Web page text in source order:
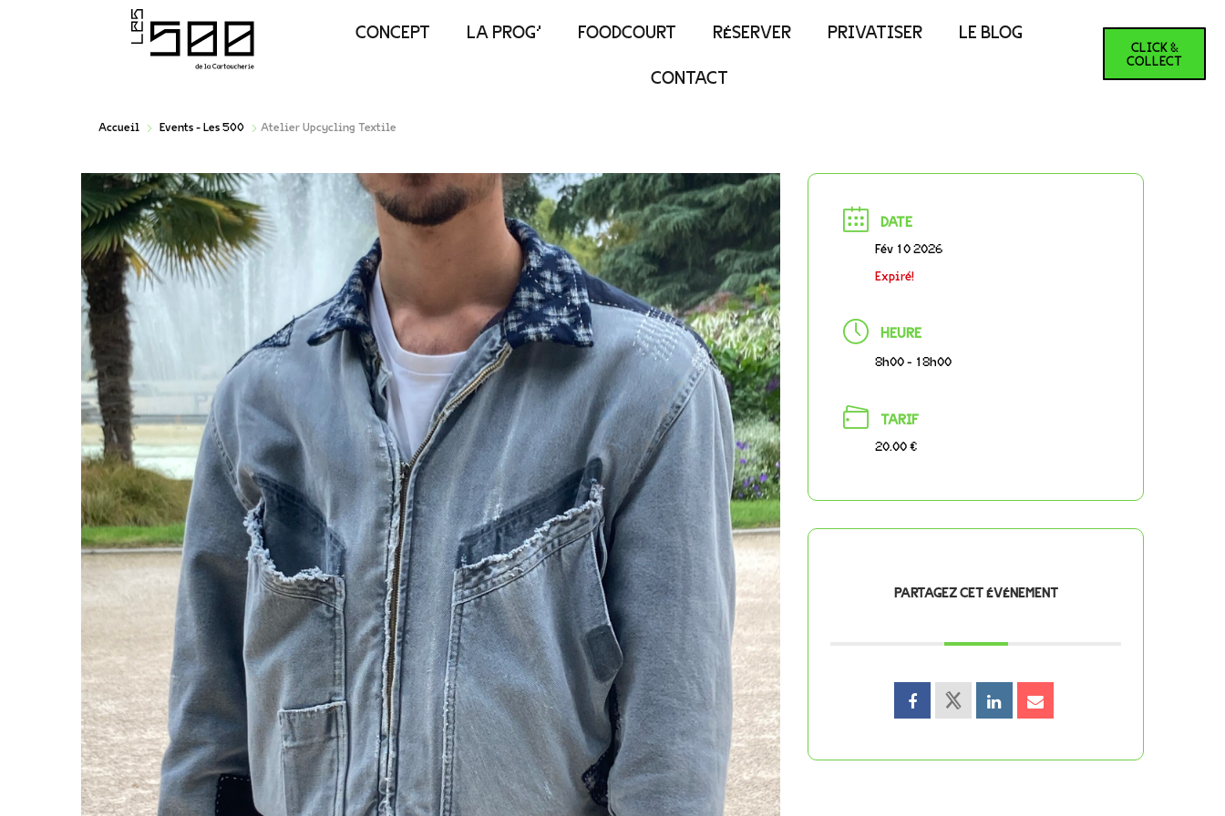
CONCEPT LA PROG’ FOODCOURT RÉSERVER PRIVATISER LE BLOG
CONTACT
CLICK &
COLLECT
Accueil Events - Les 500 Atelier Upcycling Textile
DATE
Fév 10 2026
Expiré!
HEURE
8h00 - 18h00
TARIF
20.00 €
PARTAGEZ CET ÉVÉNEMENT